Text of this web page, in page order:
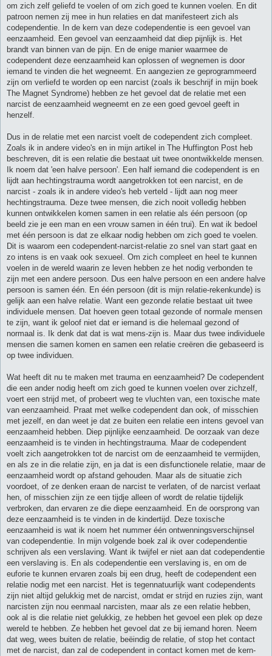
om zich zelf geliefd te voelen of om zich goed te kunnen voelen. En dit
patroon nemen zij mee in hun relaties en dat manifesteert zich als
codependentie. In de kern van deze codependentie is een gevoel van
eenzaamheid. Een gevoel van eenzaamheid dat diep pijnlijk is. Het
brandt van binnen van de pijn. En de enige manier waarmee de
codependent deze eenzaamheid kan oplossen of wegnemen is door
iemand te vinden die het wegneemt. En aangezien ze geprogrammeerd
zijn om verliefd te worden op een narcist (zoals ik beschrijf in mijn boek
The Magnet Syndrome) hebben ze het gevoel dat de relatie met een
narcist de eenzaamheid wegneemt en ze een goed gevoel geeft in
henzelf.
Dus in de relatie met een narcist voelt de codependent zich compleet.
Zoals ik in andere video's en in mijn artikel in The Huffington Post heb
beschreven, dit is een relatie die bestaat uit twee onontwikkelde mensen.
Ik noem dat 'een halve persoon'. Een half iemand die codependent is en
lijdt aan hechtingstrauma wordt aangetrokken tot een narcist, en de
narcist - zoals ik in andere video's heb verteld - lijdt aan nog meer
hechtingstrauma. Deze twee mensen, die zich nooit volledig hebben
kunnen ontwikkelen komen samen in een relatie als één persoon (op
beeld zie je een man en een vrouw samen in één trui). En wat ik bedoel
met één persoon is dat ze elkaar nodig hebben om zich goed te voelen.
Dit is waarom een codependent-narcist-relatie zo snel van start gaat en
zo intens is en vaak ook sexueel. Om zich compleet en heel te kunnen
voelen in de wereld waarin ze leven hebben ze het nodig verbonden te
zijn met een andere persoon. Dus een halve persoon en een andere halve
persoon is samen één. En één persoon (dit is mijn relatie-rekenkunde) is
gelijk aan een halve relatie. Want een gezonde relatie bestaat uit twee
individuele mensen. Dat hoeven geen totaal gezonde of normale mensen
te zijn, want ik geloof niet dat er iemand is die helemaal gezond of
normaal is. Ik denk dat dat is wat mens-zijn is. Maar dus twee individuele
mensen die samen komen en samen een relatie creëren die gebaseerd is
op twee individuen.
Wat heeft dit nu te maken met trauma en eenzaamheid? De codependent
die een ander nodig heeft om zich goed te kunnen voelen over zichzelf,
voert een strijd met, of probeert weg te vluchten van, een toxische mate
van eenzaamheid. Praat met welke codependent dan ook, of misschien
met jezelf, en dan weet je dat ze buiten een relatie een intens gevoel van
eenzaamheid hebben. Diep pijnlijke eenzaamheid. De oorzaak van deze
eenzaamheid is te vinden in hechtingstrauma. Maar de codependent
voelt zich aangetrokken tot de narcist om de eenzaamheid te vermijden,
en als ze in die relatie zijn, en ja dat is een disfunctionele relatie, maar de
eenzaamheid wordt op afstand gehouden. Maar als de situatie zich
voordoet, of ze denken eraan de narcist te verlaten, of de narcist verlaat
hen, of misschien zijn ze een tijdje alleen of wordt de relatie tijdelijk
verbroken, dan ervaren ze die diepe eenzaamheid. En de oorsprong van
deze eenzaamheid is te vinden in de kindertijd. Deze toxische
eenzaamheid is wat ik noem het nummer één ontwenningsverschijnsel
van codependentie. In mijn volgende boek zal ik over codependentie
schrijven als een verslaving. Want ik twijfel er niet aan dat codependentie
een verslaving is. En als codependentie een verslaving is, en om de
euforie te kunnen ervaren zoals bij een drug, heeft de codependent een
relatie nodig met een narcist. Het is tegennatuurlijk want codependents
zijn niet altijd gelukkig met de narcist, omdat er strijd en ruzies zijn, want
narcisten zijn nou eenmaal narcisten, maar als ze een relatie hebben,
ook al is die relatie niet gelukkig, ze hebben het gevoel een plek op deze
wereld te hebben. Ze hebben het gevoel dat ze bij iemand horen. Neem
dat weg, wees buiten de relatie, beëindig de relatie, of stop het contact
met de narcist, dan zal de codependent in contact komen met de kern-